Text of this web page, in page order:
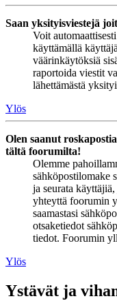
Saan yksityisviestejä
Voit
käyttämällä
väärinkäytöksiä
raportoida viestit
lähettämästä
Ylös
Olen saanut
tältä foorumilta!
Olemme
sähköpostilomake
ja seurata
yhteyttä foorumin
saamastasi
otsaketiedot
tiedot. Foorumin
Ylös
Ystävät ja